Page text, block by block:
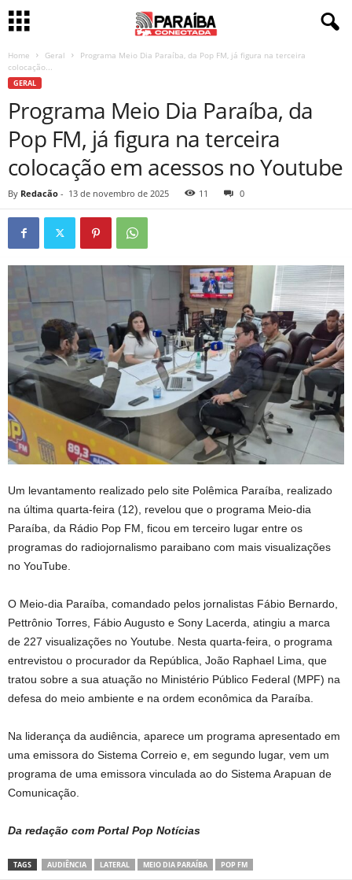
Home Geral
Programa Meio Dia Paraíba, da Pop FM, já figura na terceira
colocação...
GERAL
Programa Meio Dia Paraíba, da
Pop FM, já figura na terceira
colocação em acessos no Youtube
By Redacão - 13 de novembro de 2025 11 0
Um levantamento realizado pelo site Polêmica Paraíba, realizado
na última quarta-feira (12), revelou que o programa Meio-dia
Paraíba, da Rádio Pop FM, ficou em terceiro lugar entre os
programas do radiojornalismo paraibano com mais visualizações
no YouTube.
O Meio-dia Paraíba, comandado pelos jornalistas Fábio Bernardo,
Pettrônio Torres, Fábio Augusto e Sony Lacerda, atingiu a marca
de 227 visualizações no Youtube. Nesta quarta-feira, o programa
entrevistou o procurador da República, João Raphael Lima, que
tratou sobre a sua atuação no Ministério Público Federal (MPF) na
defesa do meio ambiente e na ordem econômica da Paraíba.
Na liderança da audiência, aparece um programa apresentado em
uma emissora do Sistema Correio e, em segundo lugar, vem um
programa de uma emissora vinculada ao do Sistema Arapuan de
Comunicação.
Da redação com Portal Pop Notícias
TAGS AUDIÊNCIA LATERAL MEIO DIA PARAÍBA POP FM